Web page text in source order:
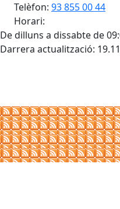
Telèfon: 93 855 00 44
Horari:
De dilluns a dissabte de
Darrera actualització: